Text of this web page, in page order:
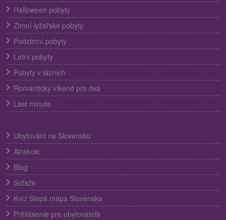
Halloween pobyty
Zimní lyžařské pobyty
Podzimní pobyty
Letní pobyty
Pobyty v lázních
Romantický víkend pro dva
Last minute
Ubytování na Slovensku
Atrakcie
Blog
Súťaže
Kvíz Slepá mapa Slovenska
Prihlásenie pre ubytovateľa